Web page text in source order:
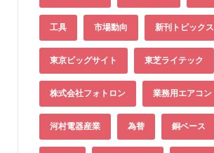
工具 市場動向 新刊トピックス
東京ビッグサイト 東芝ライテック
株式会社フォトロン 業務用エアコン
河村電器産業 為替 銅ベース